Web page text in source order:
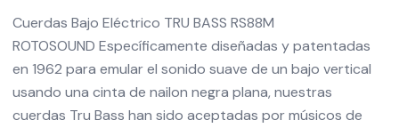
Cuerdas Bajo Eléctrico TRU BASS RS88M
ROTOSOUND Específicamente diseñadas y patentadas
en 1962 para emular el sonido suave de un bajo vertical
usando una cinta de nailon negra plana, nuestras
cuerdas Tru Bass han sido aceptadas por músicos de